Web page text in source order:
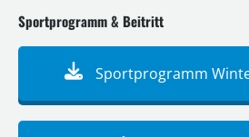
Sportprogramm & Beitritt
Sportprogramm